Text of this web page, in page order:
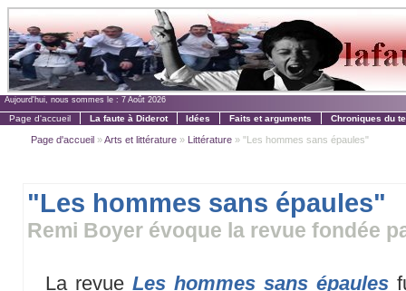
Aujourd'hui, nous sommes le : 7 Août 2026
Page d'accueil La faute à Diderot Idées Faits et arguments Chroniques du
Page d'accueil »Arts et littérature » Littérature » "Les hommes sans épaules"
"Les hommes sans épaules"
Remi Boyer évoque la revue fondée
La revueLes hommes sans épaules